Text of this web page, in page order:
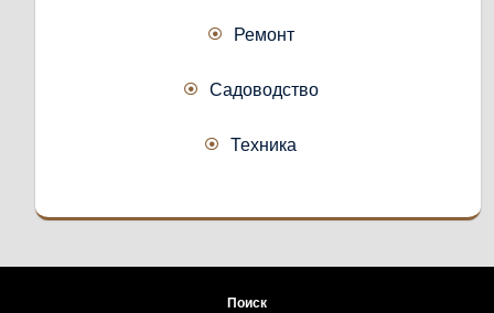
Ремонт
Садоводство
Техника
Поиск